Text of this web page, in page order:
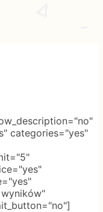
categories="yes"
wyników"